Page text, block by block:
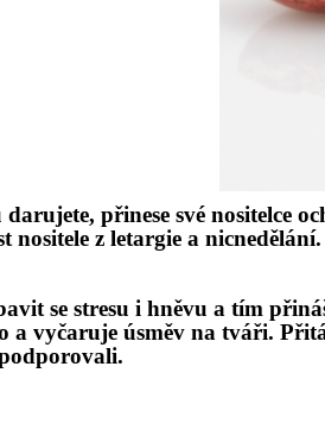
darujete, přinese své nositelce
nositele z letargie a nicnedělání
se stresu i hněvu a tím p
a vyčaruje úsměv na tváři.